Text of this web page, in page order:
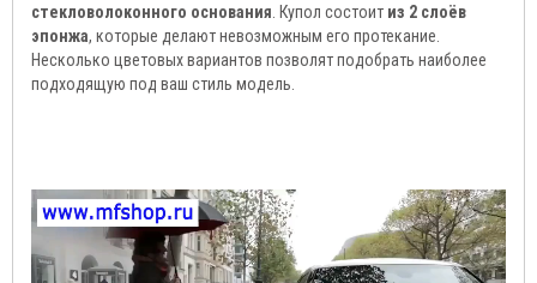
стекловолоконного основания . Купол состоит из 2 слоёв
эпонжа, которые делают невозможным его протекание.
Несколько цветовых вариантов позволят подобрать наиболее
подходящую под ваш стиль модель.